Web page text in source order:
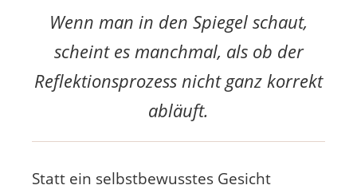
Wenn man in den Spiegel schaut,
scheint es manchmal, als ob der
Reflektionsprozess nicht ganz korrekt
abläuft.
Statt ein selbstbewusstes Gesicht